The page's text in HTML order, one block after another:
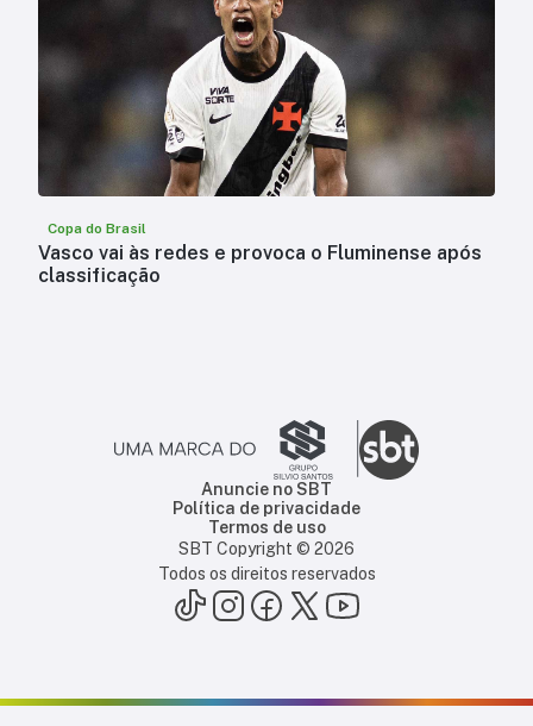
Copa do Brasil
Vasco vai às redes e provoca o Fluminense após
classificação
Anuncie no SBT
Política de privacidade
Termos de uso
SBT Copyright © 2026
Todos os direitos reservados